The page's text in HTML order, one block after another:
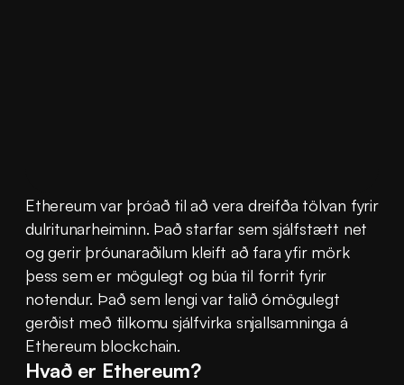
Ethereum var þróað til að vera dreifða tölvan fyrir
dulritunarheiminn. Það starfar sem sjálfstætt net
og gerir þróunaraðilum kleift að fara yfir mörk
þess sem er mögulegt og búa til forrit fyrir
notendur. Það sem lengi var talið ómögulegt
gerðist með tilkomu sjálfvirka snjallsamninga á
Ethereum blockchain.
Hvað er Ethereum?